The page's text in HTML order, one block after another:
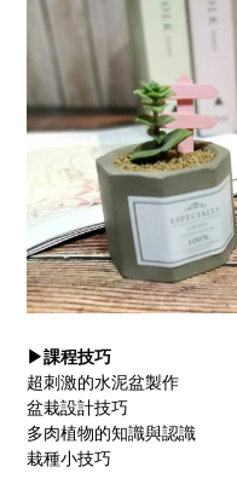
▶課程技巧
超刺激的水泥盆製作
盆栽設計技巧
多肉植物的知識與認識
栽種小技巧